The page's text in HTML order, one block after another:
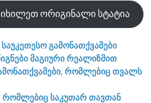
იხილეთ ორიგინალი სტატია
გამონათქვამები
მაგიური რეალიზმით
რომლებიც თვალს
საკუთარ თავთან